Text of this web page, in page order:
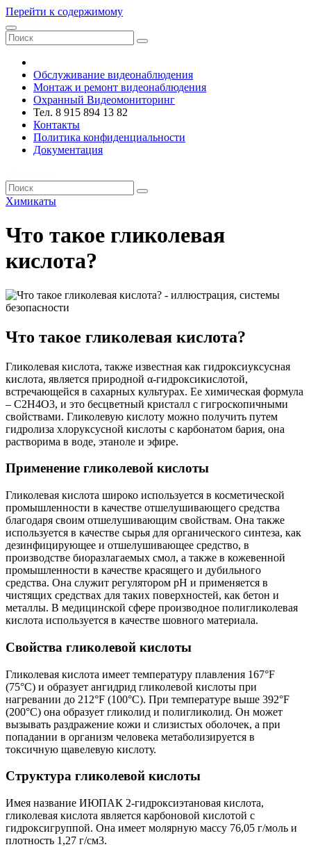
Перейти к содержимому
Обслуживание видеонаблюдения
Монтаж и ремонт видеонаблюдения
Охранный Видеомониторинг
Тел. 8 915 894 13 82
Контакты
Политика конфиденциальности
Документация
Химикаты
Что такое гликолевая
кислота?
Что такое гликолевая кислота?
Гликолевая кислота, также известная как гидроксиуксусная
кислота, является природной α-гидроксикислотой,
встречающейся в сахарных культурах. Ее химическая формула
– C2H4O3, и это бесцветный кристалл с гигроскопичными
свойствами. Гликолевую кислоту можно получить путем
гидролиза хлоруксусной кислоты с карбонатом бария, она
растворима в воде, этаноле и эфире.
Применение гликолевой кислоты
Гликолевая кислота широко используется в косметической
промышленности в качестве отшелушивающего средства
благодаря своим отшелушивающим свойствам. Она также
используется в качестве сырья для органического синтеза, как
дезинфицирующее и отшелушивающее средство, в
производстве биоразлагаемых смол, а также в кожевенной
промышленности в качестве красящего и дубильного
средства. Она служит регулятором pH и применяется в
чистящих средствах для таких поверхностей, как бетон и
металлы. В медицинской сфере производное полигликолевая
кислота используется в качестве шовного материала.
Свойства гликолевой кислоты
Гликолевая кислота имеет температуру плавления 167°F
(75°C) и образует ангидрид гликолевой кислоты при
нагревании до 212°F (100°C). При температуре выше 392°F
(200°C) она образует гликолид и полигликолид. Он может
вызывать раздражение кожи и слизистых оболочек, а при
попадании в организм человека метаболизируется в
токсичную щавелевую кислоту.
Структура гликолевой кислоты
Имея название ИЮПАК 2-гидроксиэтановая кислота,
гликолевая кислота является карбоновой кислотой с
гидроксигруппой. Она имеет молярную массу 76,05 г/моль и
плотность 1,27 г/см3.